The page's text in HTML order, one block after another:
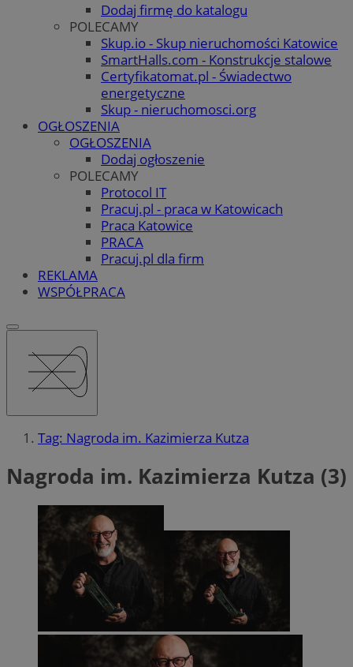
Dodaj firmę do katalogu
POLECAMY
Skup.io - Skup nieruchomości Katowice
SmartHalls.com - Konstrukcje stalowe
Certyfikatomat.pl - Świadectwo
energetyczne
Skup - nieruchomosci.org
OGŁOSZENIA
OGŁOSZENIA
Dodaj ogłoszenie
POLECAMY
Protocol IT
Pracuj.pl - praca w Katowicach
Praca Katowice
PRACA
Pracuj.pl dla firm
REKLAMA
WSPÓŁPRACA
Tag: Nagroda im. Kazimierza Kutza
Nagroda im. Kazimierza Kutza (3)